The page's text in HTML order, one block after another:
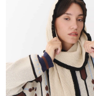
Denim